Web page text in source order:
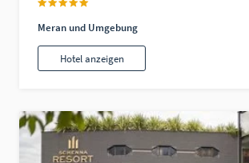
Meran und Umgebung
Hotel anzeigen